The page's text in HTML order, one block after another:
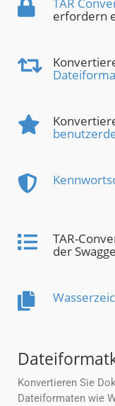
TAR
erfordern
TAR-
der
Konvertieren Sie
Dateiformaten wie